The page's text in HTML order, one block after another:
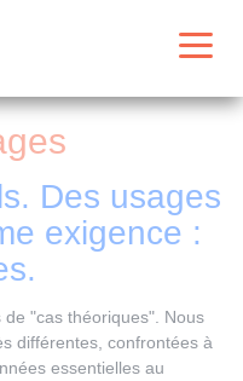
Des usages
exigence :
"cas théoriques". Nous
différentes, confrontées à
essentielles au
Menu